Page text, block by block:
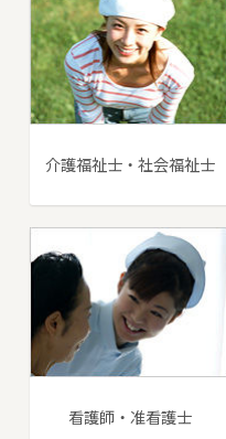
介護福祉士・社会福祉士
看護師・准看護士